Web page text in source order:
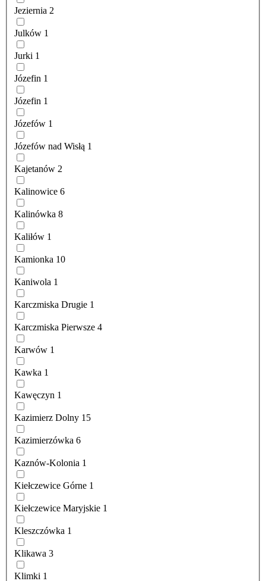
Jeziernia 2
Julków 1
Jurki 1
Józefin 1
Józefin 1
Józefów 1
Józefów nad Wisłą 1
Kajetanów 2
Kalinowice 6
Kalinówka 8
Kaliłów 1
Kamionka 10
Kaniwola 1
Karczmiska Drugie 1
Karczmiska Pierwsze 4
Karwów 1
Kawka 1
Kawęczyn 1
Kazimierz Dolny 15
Kazimierzówka 6
Kaznów-Kolonia 1
Kiełczewice Górne 1
Kiełczewice Maryjskie 1
Kleszczówka 1
Klikawa 3
Klimki 1